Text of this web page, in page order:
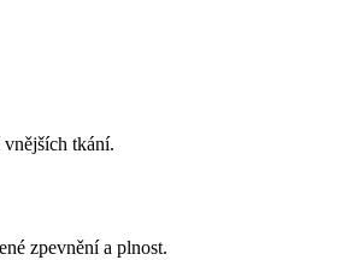
tkání.
zpevnění a plnost.